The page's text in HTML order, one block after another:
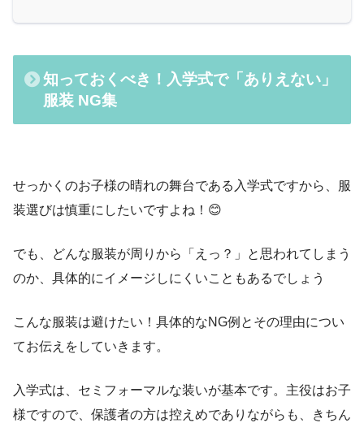
知っておくべき！入学式で「ありえない」
服装 NG集
せっかくのお子様の晴れの舞台である入学式ですから、服
装選びは慎重にしたいですよね！😊
でも、どんな服装が周りから「えっ？」と思われてしまう
のか、具体的にイメージしにくいこともあるでしょう
こんな服装は避けたい！具体的なNG例とその理由につい
てお伝えをしていきます。
入学式は、セミフォーマルな装いが基本です。主役はお子
様ですので、保護者の方は控えめでありながらも、きちん